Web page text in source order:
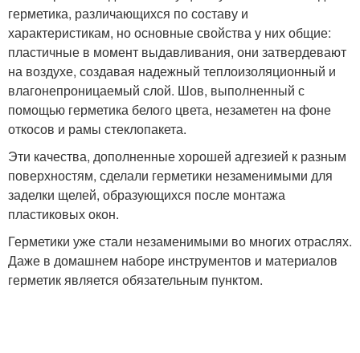
герметика, различающихся по составу и
характеристикам, но основные свойства у них общие:
пластичные в момент выдавливания, они затвердевают
на воздухе, создавая надежный теплоизоляционный и
влагонепроницаемый слой. Шов, выполненный с
помощью герметика белого цвета, незаметен на фоне
откосов и рамы стеклопакета.
Эти качества, дополненные хорошей адгезией к разным
поверхностям, сделали герметики незаменимыми для
заделки щелей, образующихся после монтажа
пластиковых окон.
Герметики уже стали незаменимыми во многих отраслях.
Даже в домашнем наборе инструментов и материалов
герметик является обязательным пунктом.